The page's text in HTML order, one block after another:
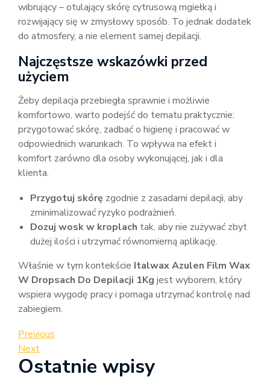
wibrujący – otulający skórę cytrusową mgiełką i
rozwijający się w zmysłowy sposób. To jednak dodatek
do atmosfery, a nie element samej depilacji.
Najczęstsze wskazówki przed
użyciem
Żeby depilacja przebiegła sprawnie i możliwie
komfortowo, warto podejść do tematu praktycznie:
przygotować skórę, zadbać o higienę i pracować w
odpowiednich warunkach. To wpływa na efekt i
komfort zarówno dla osoby wykonującej, jak i dla
klienta.
Przygotuj skórę zgodnie z zasadami depilacji, aby
zminimalizować ryzyko podrażnień.
Dozuj wosk w kroplach tak, aby nie zużywać zbyt
dużej ilości i utrzymać równomierną aplikację.
Właśnie w tym kontekście Italwax Azulen Film Wax
W Dropsach Do Depilacji 1Kg jest wyborem, który
wspiera wygodę pracy i pomaga utrzymać kontrolę nad
zabiegiem.
Nawigacja
wpisu
Previous
Post
Previous
Next
Post
Next
Ostatnie wpisy